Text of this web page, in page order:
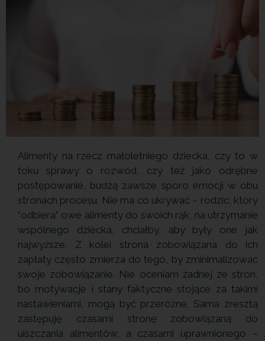
Alimenty na rzecz małoletniego dziecka, czy to w
toku sprawy o rozwód, czy też jako odrębne
postępowanie, budzą zawsze sporo emocji w obu
stronach procesu. Nie ma co ukrywać – rodzic, który
“odbiera” owe alimenty do swoich rąk, na utrzymanie
wspólnego dziecka, chciałby, aby były one jak
najwyższe. Z kolei strona zobowiązana do ich
zapłaty często zmierza do tego, by zminimalizować
swoje zobowiązanie. Nie oceniam żadnej ze stron,
bo motywacje i stany faktyczne stojące za takimi
nastawieniami, mogą być przeróżne. Sama zresztą
zastępuję czasami stronę zobowiązaną do
uiszczania alimentów, a czasami uprawnionego –